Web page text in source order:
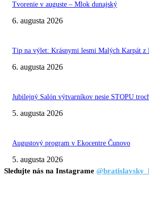
Tvorenie v auguste – Mlok dunajský
6. augusta 2026
Tip na výlet: Krásnymi lesmi Malých Karpát z
6. augusta 2026
Jubilejný Salón výtvarníkov nesie STOPU
5. augusta 2026
Augustový program v Ekocentre Čunovo
5. augusta 2026
Sledujte nás na Instagrame